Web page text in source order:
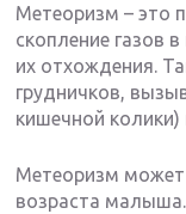
Метеоризм – это
скопление газов
их отхождения.
грудничков,
кишечной колики)
Метеоризм может
возраста